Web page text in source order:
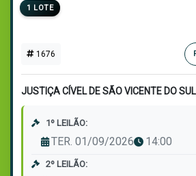
1 LOTE
1676
JUSTIÇA CÍVEL DE SÃO VICENTE DO
1º LEILÃO:
TER. 01/09/2026 14:00
2º LEILÃO: